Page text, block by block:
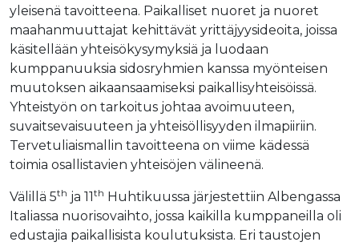
yleisenä tavoitteena. Paikalliset nuoret ja nuoret
maahanmuuttajat kehittävät yrittäjyysideoita, joissa
käsitellään yhteisökysymyksiä ja luodaan
kumppanuuksia sidosryhmien kanssa myönteisen
muutoksen aikaansaamiseksi paikallisyhteisöissä.
Yhteistyön on tarkoitus johtaa avoimuuteen,
suvaitsevaisuuteen ja yhteisöllisyyden ilmapiiriin.
Tervetuliaismallin tavoitteena on viime kädessä
toimia osallistavien yhteisöjen välineenä.
Välillä 5th ja 11th Huhtikuussa järjestettiin Albengassa
Italiassa nuorisovaihto, jossa kaikilla kumppaneilla oli
edustajia paikallisista koulutuksista. Eri taustojen